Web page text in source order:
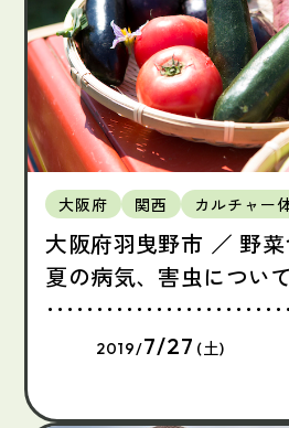
大阪府 関西 カルチャー
大阪府羽曳野市 ／ 野
夏の病気、害虫につい
2019/7/27 (土)